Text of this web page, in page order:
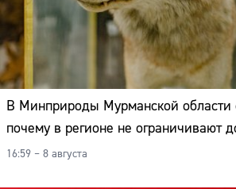
В Минприроды Мурманской области
почему в регионе не ограничивают
16:59 – 8 августа